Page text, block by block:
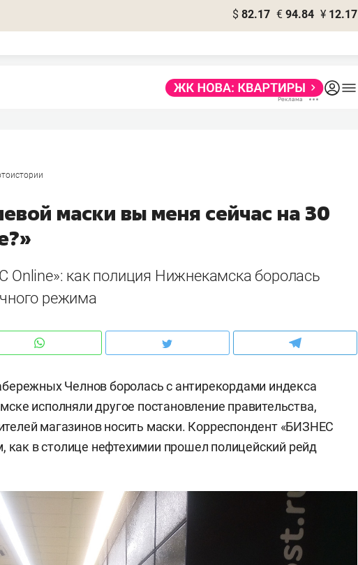
$ 82.17 € 94.84 ¥ 12.17
маски вы меня сейчас на 30
Online»: как полиция Нижнекамска боролась
режима
Челнов боролась с антирекордами индекса
исполняли другое постановление правительства,
магазинов носить маски. Корреспондент «БИЗНЕС
как в столице нефтехимии прошел полицейский рейд